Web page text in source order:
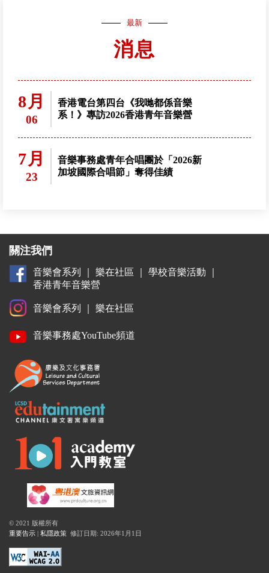
最新
消息
8月
06
香港電台第四台《我哋都係音樂
系！》專訪2026香港青年音樂營
7月
23
音樂事務處青年合唱團於「2026新
加坡國際合唱節」奪得佳績
關注我們
音樂會系列 樂在社區 學校音樂活動
香港青年音樂營
音樂會系列 樂在社區
音樂事務處YouTube頻道
© 2021 版權所有
重要告示 | 私隱政策 修訂日期: 2026年1月1日